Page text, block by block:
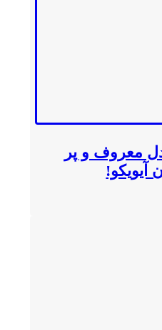
آیویکو، 3 مدل معروف و پر
آیویکو!